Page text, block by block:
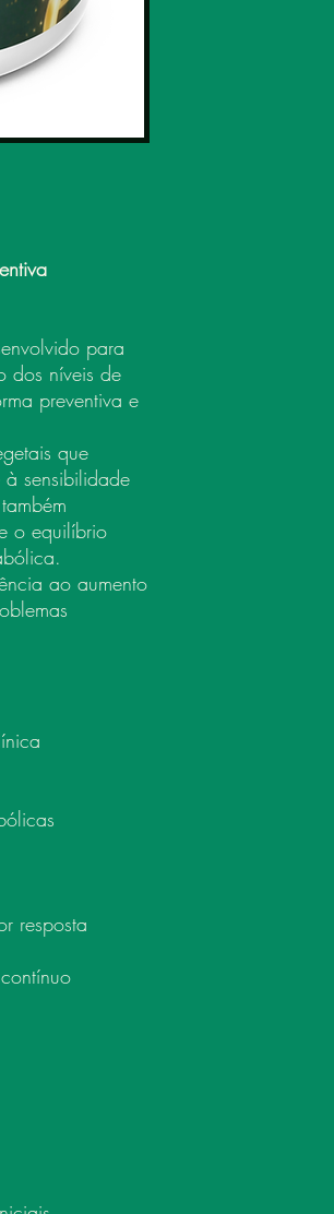
para
dos níveis de
preventiva e
que
sensibilidade
o equilíbrio
ao aumento
resposta